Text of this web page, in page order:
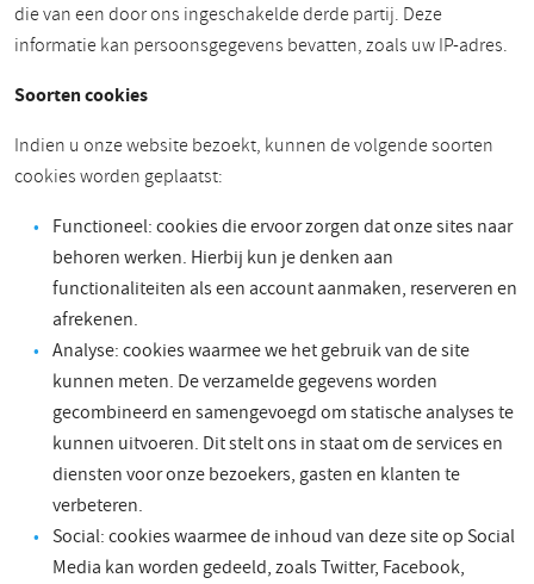
die van een door ons ingeschakelde derde partij. Deze
informatie kan persoonsgegevens bevatten, zoals uw IP-adres.
Soorten cookies
Indien u onze website bezoekt, kunnen de volgende soorten
cookies worden geplaatst:
Functioneel: cookies die ervoor zorgen dat onze sites naar
behoren werken. Hierbij kun je denken aan
functionaliteiten als een account aanmaken, reserveren en
afrekenen.
Analyse: cookies waarmee we het gebruik van de site
kunnen meten. De verzamelde gegevens worden
gecombineerd en samengevoegd om statische analyses te
kunnen uitvoeren. Dit stelt ons in staat om de services en
diensten voor onze bezoekers, gasten en klanten te
verbeteren.
Social: cookies waarmee de inhoud van deze site op Social
Media kan worden gedeeld, zoals Twitter, Facebook,